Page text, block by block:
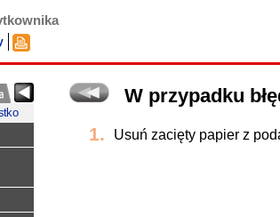
W przypadku
Usuń zacięty papier z